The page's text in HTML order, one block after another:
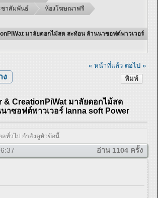
ชาสัมพันธ์
ห้องโฆษณาฟรี
มาลัยดอกไม้สด สะท้อน ล้านนาซอฟต์พาวเวอร์
« หน้าที่แล้ว ต่อไป »
พิมพ์
ง
& CreationPiWat มาลัยดอกไม้สด
าซอฟต์พาวเวอร์ lanna soft Power
ทั่วไป กำลังดูหัวข้อนี้
อ่าน 1104 ครั้ง